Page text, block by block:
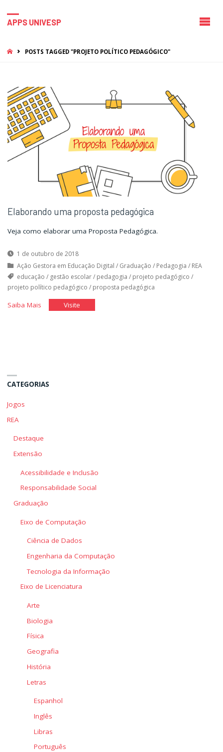
APPS UNIVESP
HOMEPOSTS TAGGED "PROJETO POLÍTICO PEDAGÓGICO"
Elaborando uma proposta pedagógica
Veja como elaborar uma Proposta Pedagógica.
1 de outubro de 2018
Ação Gestora em Educação Digital / Graduação / Pedagogia / REA
educação / gestão escolar/ pedagogia / projeto pedagógico /
projeto político pedagógico / proposta pedagógica
Saiba Mais"Elaborando
Visite"Elaborando
CATEGORIAS
Jogos
REA
Destaque
Extensão
Acessibilidade e Inclusão
Responsabilidade Social
Graduação
Eixo de Computação
Ciência de Dados
Engenharia da Computação
Tecnologia da Informação
Eixo de Licenciatura
Arte
Biologia
Física
Geografia
História
Letras
Espanhol
Inglês
Libras
Português